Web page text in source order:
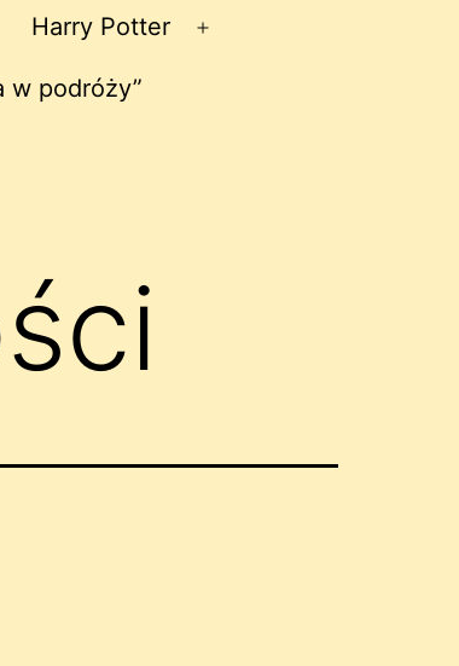
Rozwiń
Harry Potter
w podróży”